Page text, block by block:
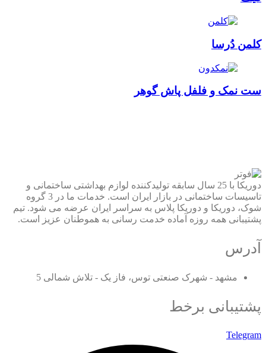
کلمن دُرسا
ست نمک و فلفل پاش گوهر
دوریکا با 25 سال سابقه تولیدکننده لوازم بهداشتی ساختمانی و
تاسیسات ساختمانی در بازار ایران است. خدمات ما در 3 گروه
شوک، دوریکا و دوریکا پلاس به سراسر ایران عرضه می شود. تیم
پشتیبانی همه روزه آماده خدمت رسانی به هموطنان عزیز است.
آدرس
مشهد - شهرک صنعتی توس، فاز یک - تلاش شمالی 5
پشتیبانی برخط
Telegram